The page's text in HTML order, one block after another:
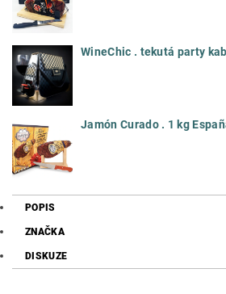
WineChic . tekutá party
Jamón Curado . 1 kg
POPIS
ZNAČKA
DISKUZE